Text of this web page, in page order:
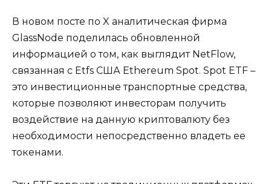
В новом посте по X аналитическая фирма
GlassNode поделилась обновленной
информацией о том, как выглядит NetFlow,
связанная с Etfs США Ethereum Spot. Spot ETF –
это инвестиционные транспортные средства,
которые позволяют инвесторам получить
воздействие на данную криптовалюту без
необходимости непосредственно владеть ее
токенами.